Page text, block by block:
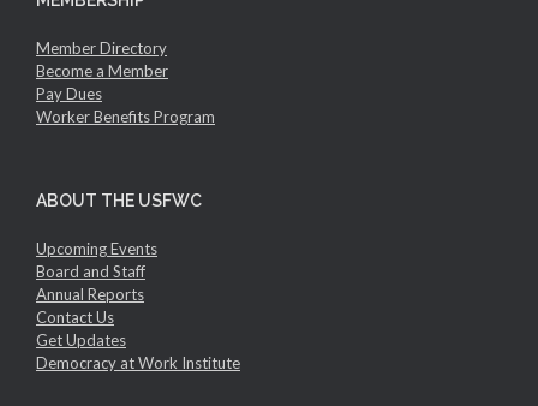
Member Directory
Become a Member
Pay Dues
Worker Benefits Program
ABOUT THE USFWC
Upcoming Events
Board and Staff
Annual Reports
Contact Us
Get Updates
Democracy at Work Institute